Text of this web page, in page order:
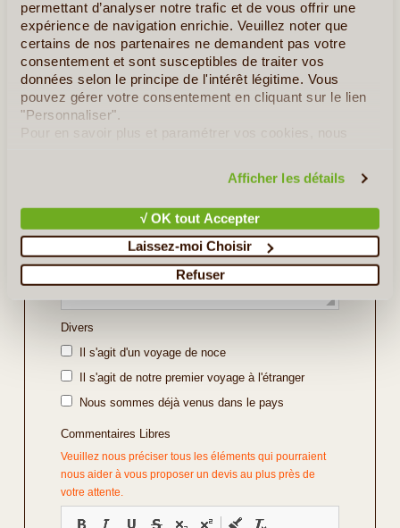
permettant d’analyser notre trafic et de vous offrir une
expérience de navigation enrichie. Veuillez noter que
certains de nos partenaires ne demandent pas votre
consentement et sont susceptibles de traiter vos
données selon le principe de l'intérêt légitime. Vous
pouvez gérer votre consentement en cliquant sur le lien
"Personnaliser".
Pour en savoir plus et paramétrer vos cookies, nous
Afficher les détails
√ OK tout Accepter
Laissez-moi Choisir
Refuser
Indiquez ici les régions ou sites que vous souhaitez
découvrir ou bien l'itinéraire souhaité (soyez le plus
précis possible).
Divers
Il s'agit d'un voyage de noce
Il s'agit de notre premier voyage à l'étranger
Nous sommes déjà venus dans le pays
Commentaires Libres
Veuillez nous préciser tous les éléments qui pourraient
nous aider à vous proposer un devis au plus près de
votre attente.